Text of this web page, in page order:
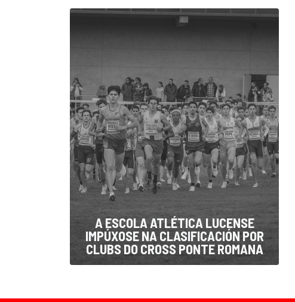
A ESCOLA ATLÉTICA LUCENSE
IMPÚXOSE NA CLASIFICACIÓN POR
CLUBS DO CROSS PONTE ROMANA